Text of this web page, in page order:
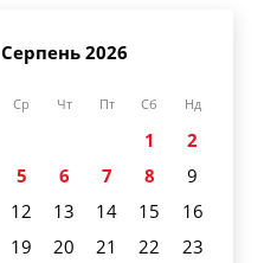
Серпень 2026
Ср Чт Пт Сб Нд
1
2
5 6 7 8
9
12 13 14 15
16
19 20 21 22
23